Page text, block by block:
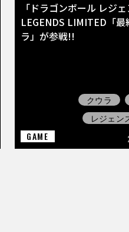
「ドラゴンボール レジ
LEGENDS LIMITED「最
ラ」が参戦!!
クウラ
レジェン
GAME